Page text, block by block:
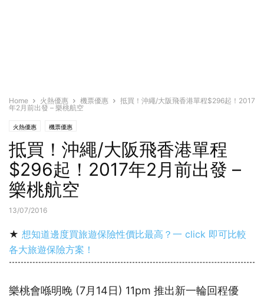
Home 火熱優惠 機票優惠
抵買！沖繩/大阪飛香港單程$296起！2017
年2月前出發 – 樂桃航空
火熱優惠 機票優惠
抵買！沖繩/大阪飛香港單程
$296起！2017年2月前出發 –
樂桃航空
13/07/2016
★ 想知道邊度買旅遊保險性價比最高？一 click 即可比較
各大旅遊保險方案！
樂桃會喺明晚 (7月14日) 11pm 推出新一輪回程優